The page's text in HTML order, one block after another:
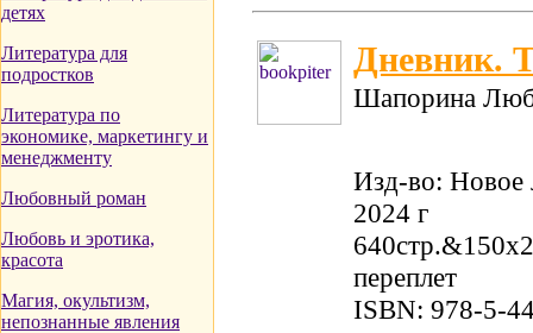
детях
Литература для
подростков
Литература по
экономике, маркетингу и
менеджменту
Любовный роман
Любовь и эротика,
красота
Магия, окультизм,
непознанные явления
Дневник.
Шапорина
Изд-во: Новое
2024 г
переплет
ISBN: 978-5-